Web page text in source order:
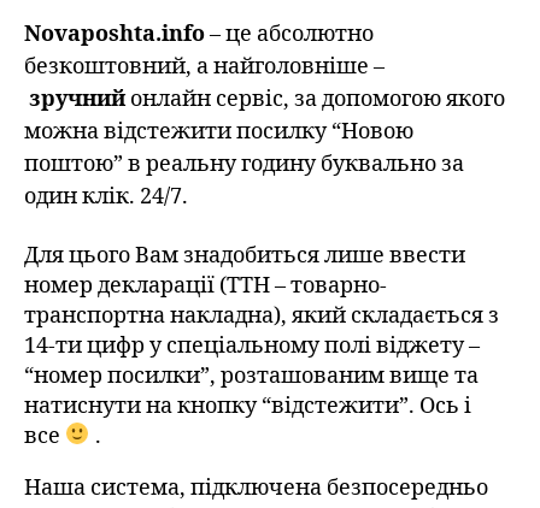
Novaposhta.info– це абсолютно
безкоштовний, а найголовніше –
зручнийонлайн сервіс, за допомогою якого
можна відстежити посилку “Новою
поштою” в реальну годину буквально за
один клік. 24/7.
Для цього Вам знадобиться лише ввести
номер декларації (ТТН – товарно-
транспортна накладна), який складається з
14-ти цифр у спеціальному полі віджету –
“номер посилки”, розташованим вище та
натиснути на кнопку “відстежити”. Ось і
все
.
Наша система, підключена безпосередньо